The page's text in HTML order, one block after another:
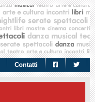
Contatti